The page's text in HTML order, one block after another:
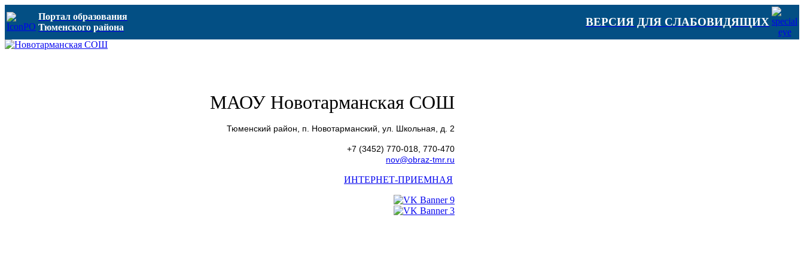
Портал образования
Тюменского района
ВЕРСИЯ ДЛЯ СЛАБОВИДЯЩИХ
МАОУ Новотарманская СОШ
Тюменский район, п. Новотарманский, ул. Школьная, д. 2
+7 (3452) 770-018, 770-470
nov@obraz-tmr.ru
ИНТЕРНЕТ-ПРИЕМНАЯ